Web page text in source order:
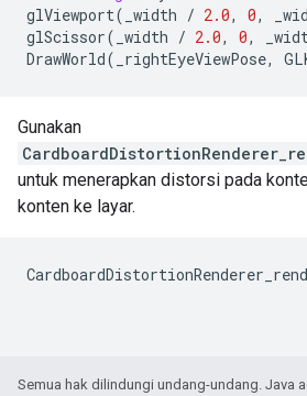
glViewport( _width / 2.0, 0,
glScissor( _width / 2.0, 0,
DrawWorld( _rightEyeViewPose,
Gunakan
untuk menerapkan distorsi pada
konten ke layar.
Semua hak dilindungi undang-undang. Java